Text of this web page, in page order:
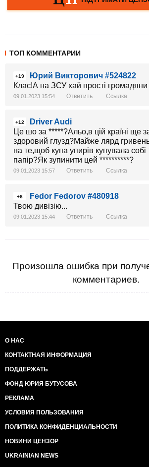
ТОП КОММЕНТАРИИ
+19
Юрий Викторович #524822
Клас!А на ЗСУ хай прості
09.01.2023 15:54 Ответить Ссылка
+12
Driver Audi
Це шо за *****?Альо,в цій країні ще
здоровий глузд?Майже лярд гривень
на те,щоб купа упирів купувала собі
папір?Як зупинити цей **********?
09.01.2023 15:57 Ответить Ссылка
+6
Fedor Fedorov #480918
Твою дивізію...
09.01.2023 15:44 Ответить Ссылка
Произошла ошибка при
комментариев.
О НАС
КОНТАКТНАЯ ИНФОРМАЦИЯ
ПОДДЕРЖАТЬ
ФОНД ЮРИЯ БУТУСОВА
РЕКЛАМА
УСЛОВИЯ ПОЛЬЗОВАНИЯ
ПОЛИТИКА КОНФИДЕНЦИАЛЬНОСТИ
НОВИНИ ЦЕНЗОР
UKRAINIAN NEWS